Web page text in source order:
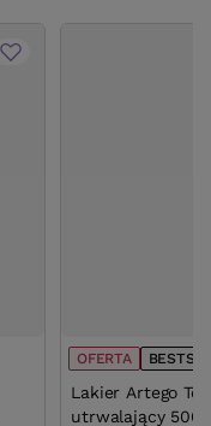
OFERTA
Lakier Artego
utrwalający 500